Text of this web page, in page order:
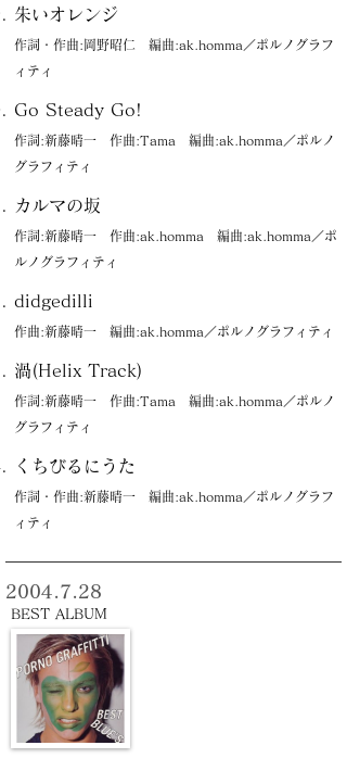
朱いオレンジ
作詞・作曲:岡野昭仁 編曲:ak.homma／ポルノグラフ
ィティ
Go Steady Go!
作詞:新藤晴一 作曲:Tama 編曲:ak.homma／ポルノ
グラフィティ
カルマの坂
作詞:新藤晴一 作曲:ak.homma 編曲:ak.homma／ポ
ルノグラフィティ
didgedilli
作曲:新藤晴一 編曲:ak.homma／ポルノグラフィティ
渦(Helix Track)
作詞:新藤晴一 作曲:Tama 編曲:ak.homma／ポルノ
グラフィティ
くちびるにうた
作詞・作曲:新藤晴一 編曲:ak.homma／ポルノグラフ
ィティ
2004.7.28
BEST ALBUM